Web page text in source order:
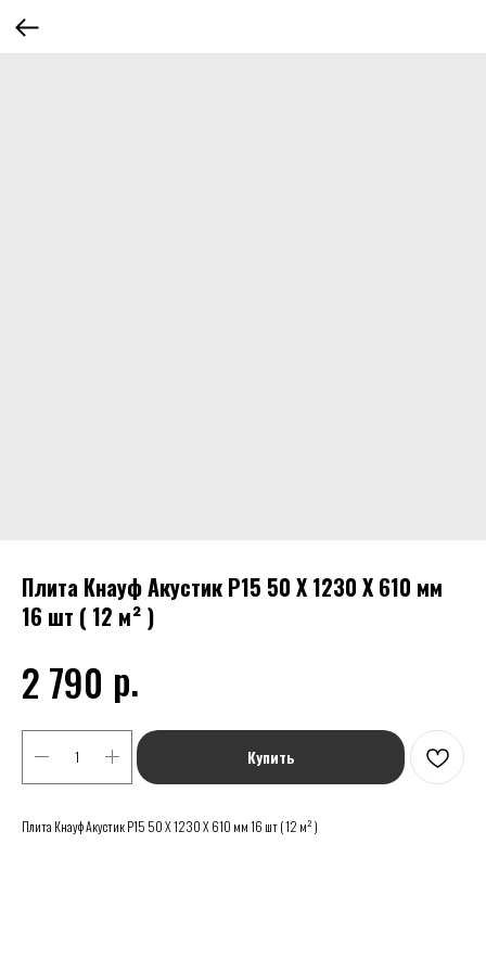
Плита Кнауф Акустик Р15 50 Х 1230 Х 610 мм
16 шт ( 12 м² )
2 790 р.
Купить
Плита Кнауф Акустик Р15 50 Х 1230 Х 610 мм 16 шт ( 12 м² )